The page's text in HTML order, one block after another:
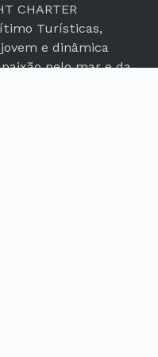
CHARTER
Turísticas,
e dinâmica
pelo mar e da